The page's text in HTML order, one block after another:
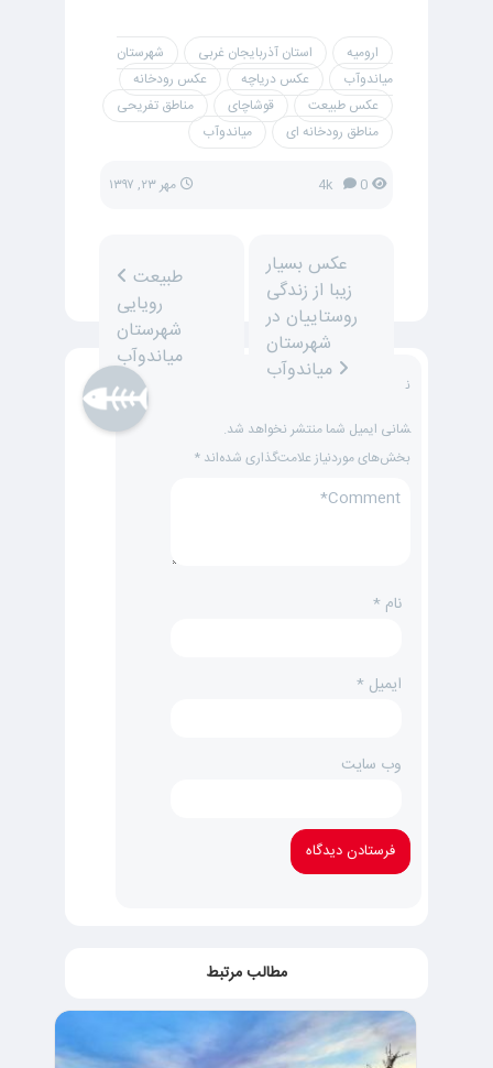
ارومیه استان آذربایجان غربی
شهرستان
میاندوآب
عکس دریاچه
عکس رودخانه
عکس طبیعت
قوشاچای
مناطق تفریحی
مناطق رودخانه ای
میاندوآب
4k 0 مهر ۲۳, ۱۳۹۷
طبیعت
رویایی
شهرستان
میاندوآب
عکس بسیار
زیبا از زندگی
روستاییان در
شهرستان
ن
شانی ایمیل شما منتشر نخواهد شد.
بخش‌های موردنیاز علامت‌گذاری شده‌اند *
نام *
ایمیل *
وب‌ سایت
مطالب مرتبط